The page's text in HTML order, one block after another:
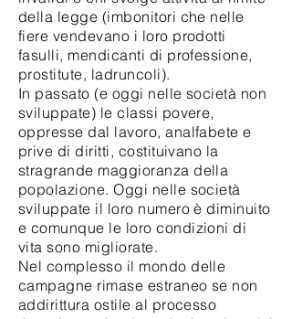
della legge (imbonitori che nelle
fiere vendevano i loro prodotti
fasulli, mendicanti di professione,
prostitute, ladruncoli).
In passato (e oggi nelle società non
sviluppate) le classi povere,
oppresse dal lavoro, analfabete e
prive di diritti, costituivano la
stragrande maggioranza della
popolazione. Oggi nelle società
sviluppate il loro numero è diminuito
e comunque le loro condizioni di
vita sono migliorate.
Nel complesso il mondo delle
campagne rimase estraneo se non
addirittura ostile al processo